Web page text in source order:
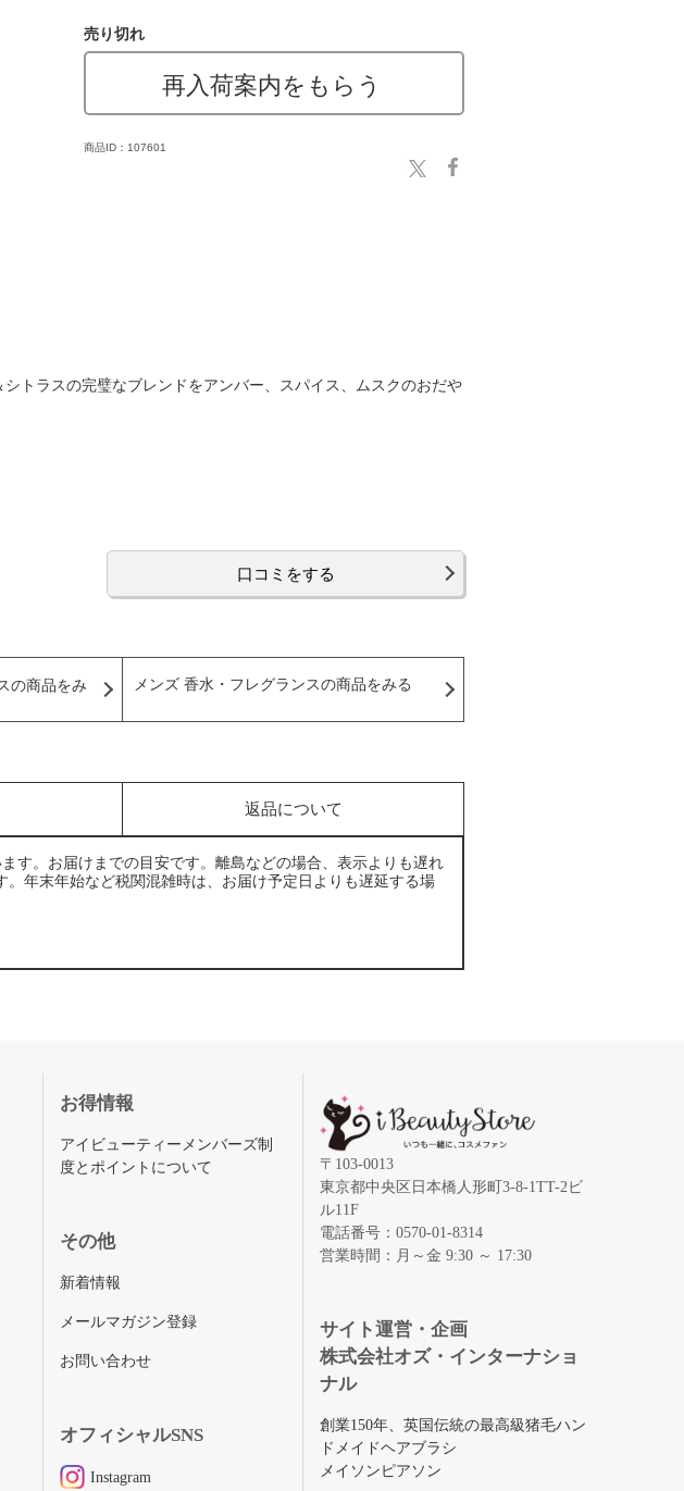
売り切れ
再入荷案内をもらう
商品ID：107601
トラスの完璧なブレンドをアンバー、スパイス、ムスクのおだや
口コミをする
の商品をみ
メンズ 香水・フレグランスの商品をみる
返品について
す。お届けまでの目安です。離島などの場合、表示よりも遅れ
年末年始など税関混雑時は、お届け予定日よりも遅延する場
お得情報
アイビューティーメンバーズ制
度とポイントについて
その他
新着情報
メールマガジン登録
お問い合わせ
オフィシャルSNS
Instagram
〒103-0013
東京都中央区日本橋人形町3-8-1TT-2ビ
ル11F
電話番号：0570-01-8314
営業時間：月～金 9:30 ～ 17:30
サイト運営・企画
株式会社オズ・インターナショ
ナル
創業150年、英国伝統の最高級猪毛ハン
ドメイドヘアブラシ
メイソンピアソン